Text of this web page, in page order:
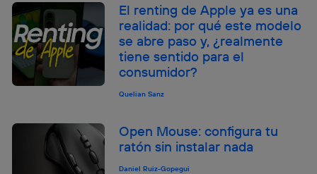
El renting de Apple ya es una
realidad: por qué este modelo
se abre paso y, ¿realmente
tiene sentido para el
consumidor?
Quelian Sanz
Open Mouse: configura tu
ratón sin instalar nada
Daniel Ruiz-Gopegui